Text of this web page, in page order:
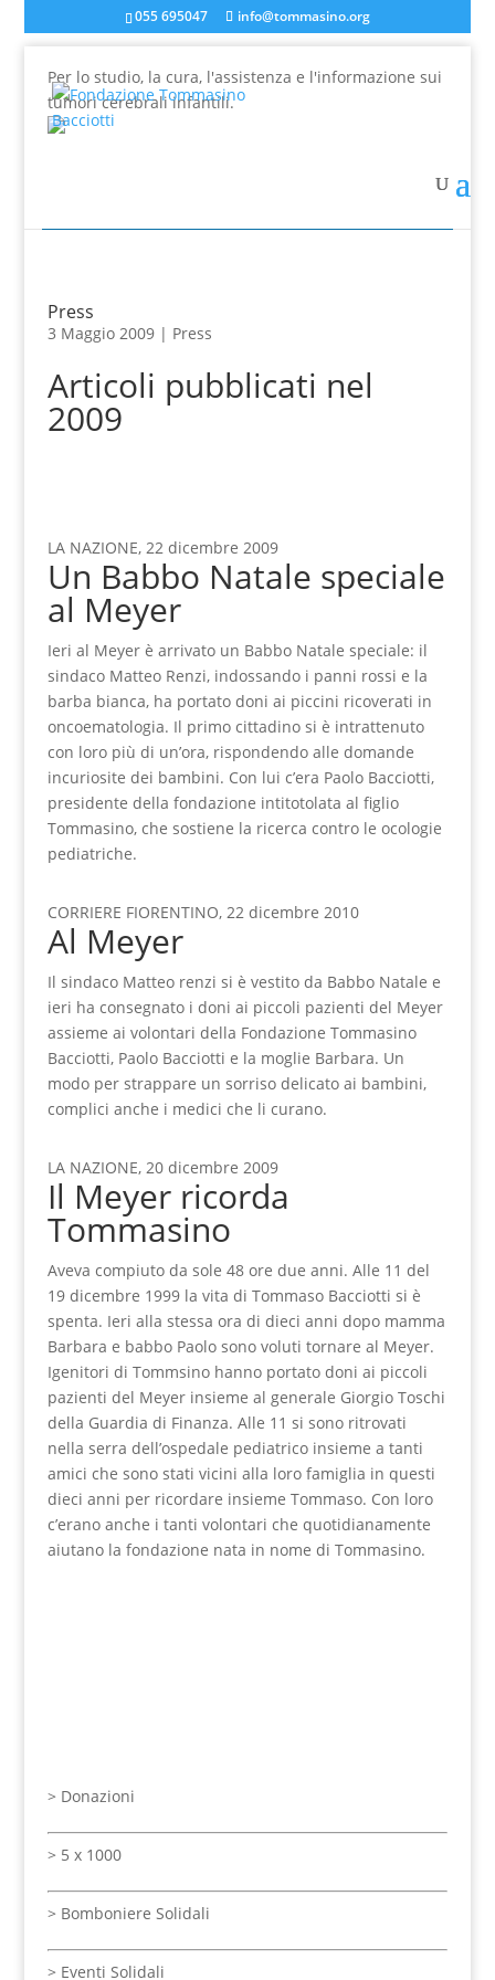
mail a info@tommasino.org o chiamare lo 055 695047
055 695047 info@tommasino.org
Per lo studio, la cura, l'assistenza e l'informazione sui
tumori cerebrali infantili.
Press
3 Maggio 2009 | Press
Articoli pubblicati nel
2009
LA NAZIONE, 22 dicembre 2009
Un Babbo Natale speciale
al Meyer
Ieri al Meyer è arrivato un Babbo Natale speciale: il
sindaco Matteo Renzi, indossando i panni rossi e la
barba bianca, ha portato doni ai piccini ricoverati in
oncoematologia. Il primo cittadino si è intrattenuto
con loro più di un’ora, rispondendo alle domande
incuriosite dei bambini. Con lui c’era Paolo Bacciotti,
presidente della fondazione intitotolata al figlio
Tommasino, che sostiene la ricerca contro le ocologie
pediatriche.
CORRIERE FIORENTINO, 22 dicembre 2010
Al Meyer
Il sindaco Matteo renzi si è vestito da Babbo Natale e
ieri ha consegnato i doni ai piccoli pazienti del Meyer
assieme ai volontari della Fondazione Tommasino
Bacciotti, Paolo Bacciotti e la moglie Barbara. Un
modo per strappare un sorriso delicato ai bambini,
complici anche i medici che li curano.
LA NAZIONE, 20 dicembre 2009
Il Meyer ricorda
Tommasino
Aveva compiuto da sole 48 ore due anni. Alle 11 del
19 dicembre 1999 la vita di Tommaso Bacciotti si è
spenta. Ieri alla stessa ora di dieci anni dopo mamma
Barbara e babbo Paolo sono voluti tornare al Meyer.
Igenitori di Tommsino hanno portato doni ai piccoli
pazienti del Meyer insieme al generale Giorgio Toschi
della Guardia di Finanza. Alle 11 si sono ritrovati
nella serra dell’ospedale pediatrico insieme a tanti
amici che sono stati vicini alla loro famiglia in questi
dieci anni per ricordare insieme Tommaso. Con loro
c’erano anche i tanti volontari che quotidianamente
aiutano la fondazione nata in nome di Tommasino.
> Donazioni
> 5 x 1000
> Bomboniere Solidali
> Eventi Solidali